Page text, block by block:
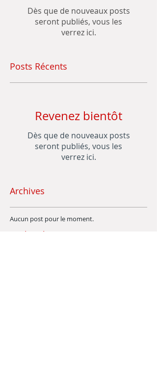
Dès que de nouveaux posts
seront publiés, vous les
verrez ici.
Posts Récents
Revenez bientôt
Dès que de nouveaux posts
seront publiés, vous les
verrez ici.
Archives
Aucun post pour le moment.
Rechercher par Tags